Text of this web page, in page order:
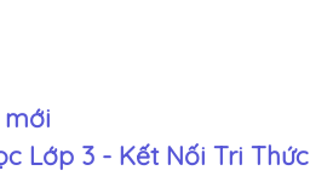
Lớp 3 - Kết Nối Tri Thức